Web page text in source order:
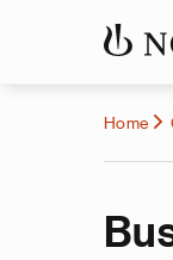
Home